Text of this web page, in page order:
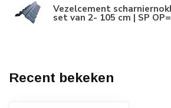
Vezelcement
set van 2- 105 cm | SP
Recent bekeken